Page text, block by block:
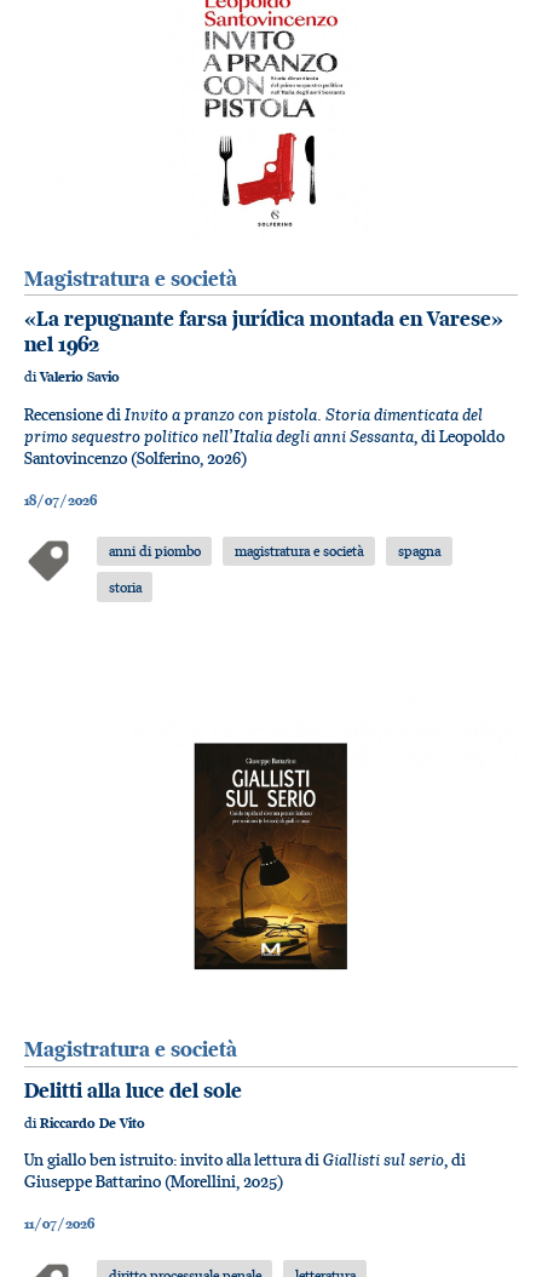
Magistratura e società
«La repugnante farsa jurídica montada en Varese»
nel 1962
diValerio Savio
Recensione diInvito a pranzo con pistola. Storia dimenticata del
primo sequestro politico nell’Italia degli anni Sessanta, di Leopoldo
Santovincenzo (Solferino, 2026)
18/07/2026
anni di piombo magistratura e società
spagna
storia
Magistratura e società
Delitti alla luce del sole
di Riccardo De Vito
Un giallo ben istruito: invito alla lettura diGiallisti sul serio, di
Giuseppe Battarino (Morellini, 2025)
11/07/2026